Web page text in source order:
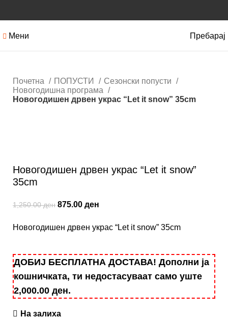
Мени Пребарај
Почетна ПОПУСТИ
Сезонски попусти
Новогодишна програма
Новогодишен дрвен украс “Let it snow” 35cm
Новогодишен дрвен украс “Let it snow”
35cm
1,250.00ден 875.00 ден
Новогодишен дрвен украс “Let it snow” 35cm
ДОБИЈ БЕСПЛАТНА ДОСТАВА! Дополни ја
кошничката, ти недостасуваат само уште
2,000.00 ден.
На залиха